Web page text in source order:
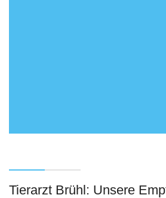
Tierarzt Brühl: Unsere